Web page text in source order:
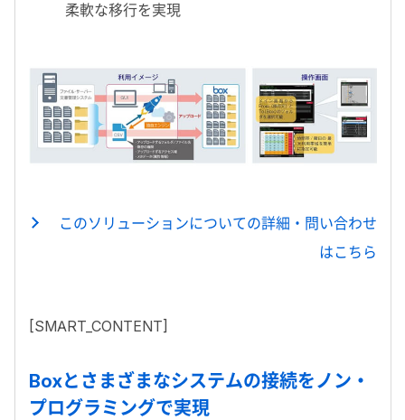
柔軟な移行を実現
このソリューションについての詳細・問い合わせ
はこちら
[SMART_CONTENT]
Boxとさまざまなシステムの接続をノン・
プログラミングで実現